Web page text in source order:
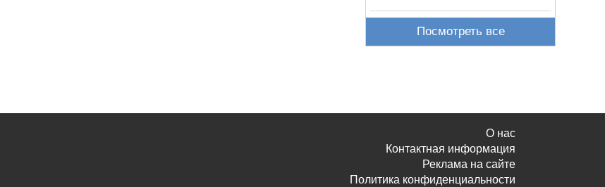
Посмотреть все
О нас
Контактная информация
Реклама на сайте
Политика конфиденциальности